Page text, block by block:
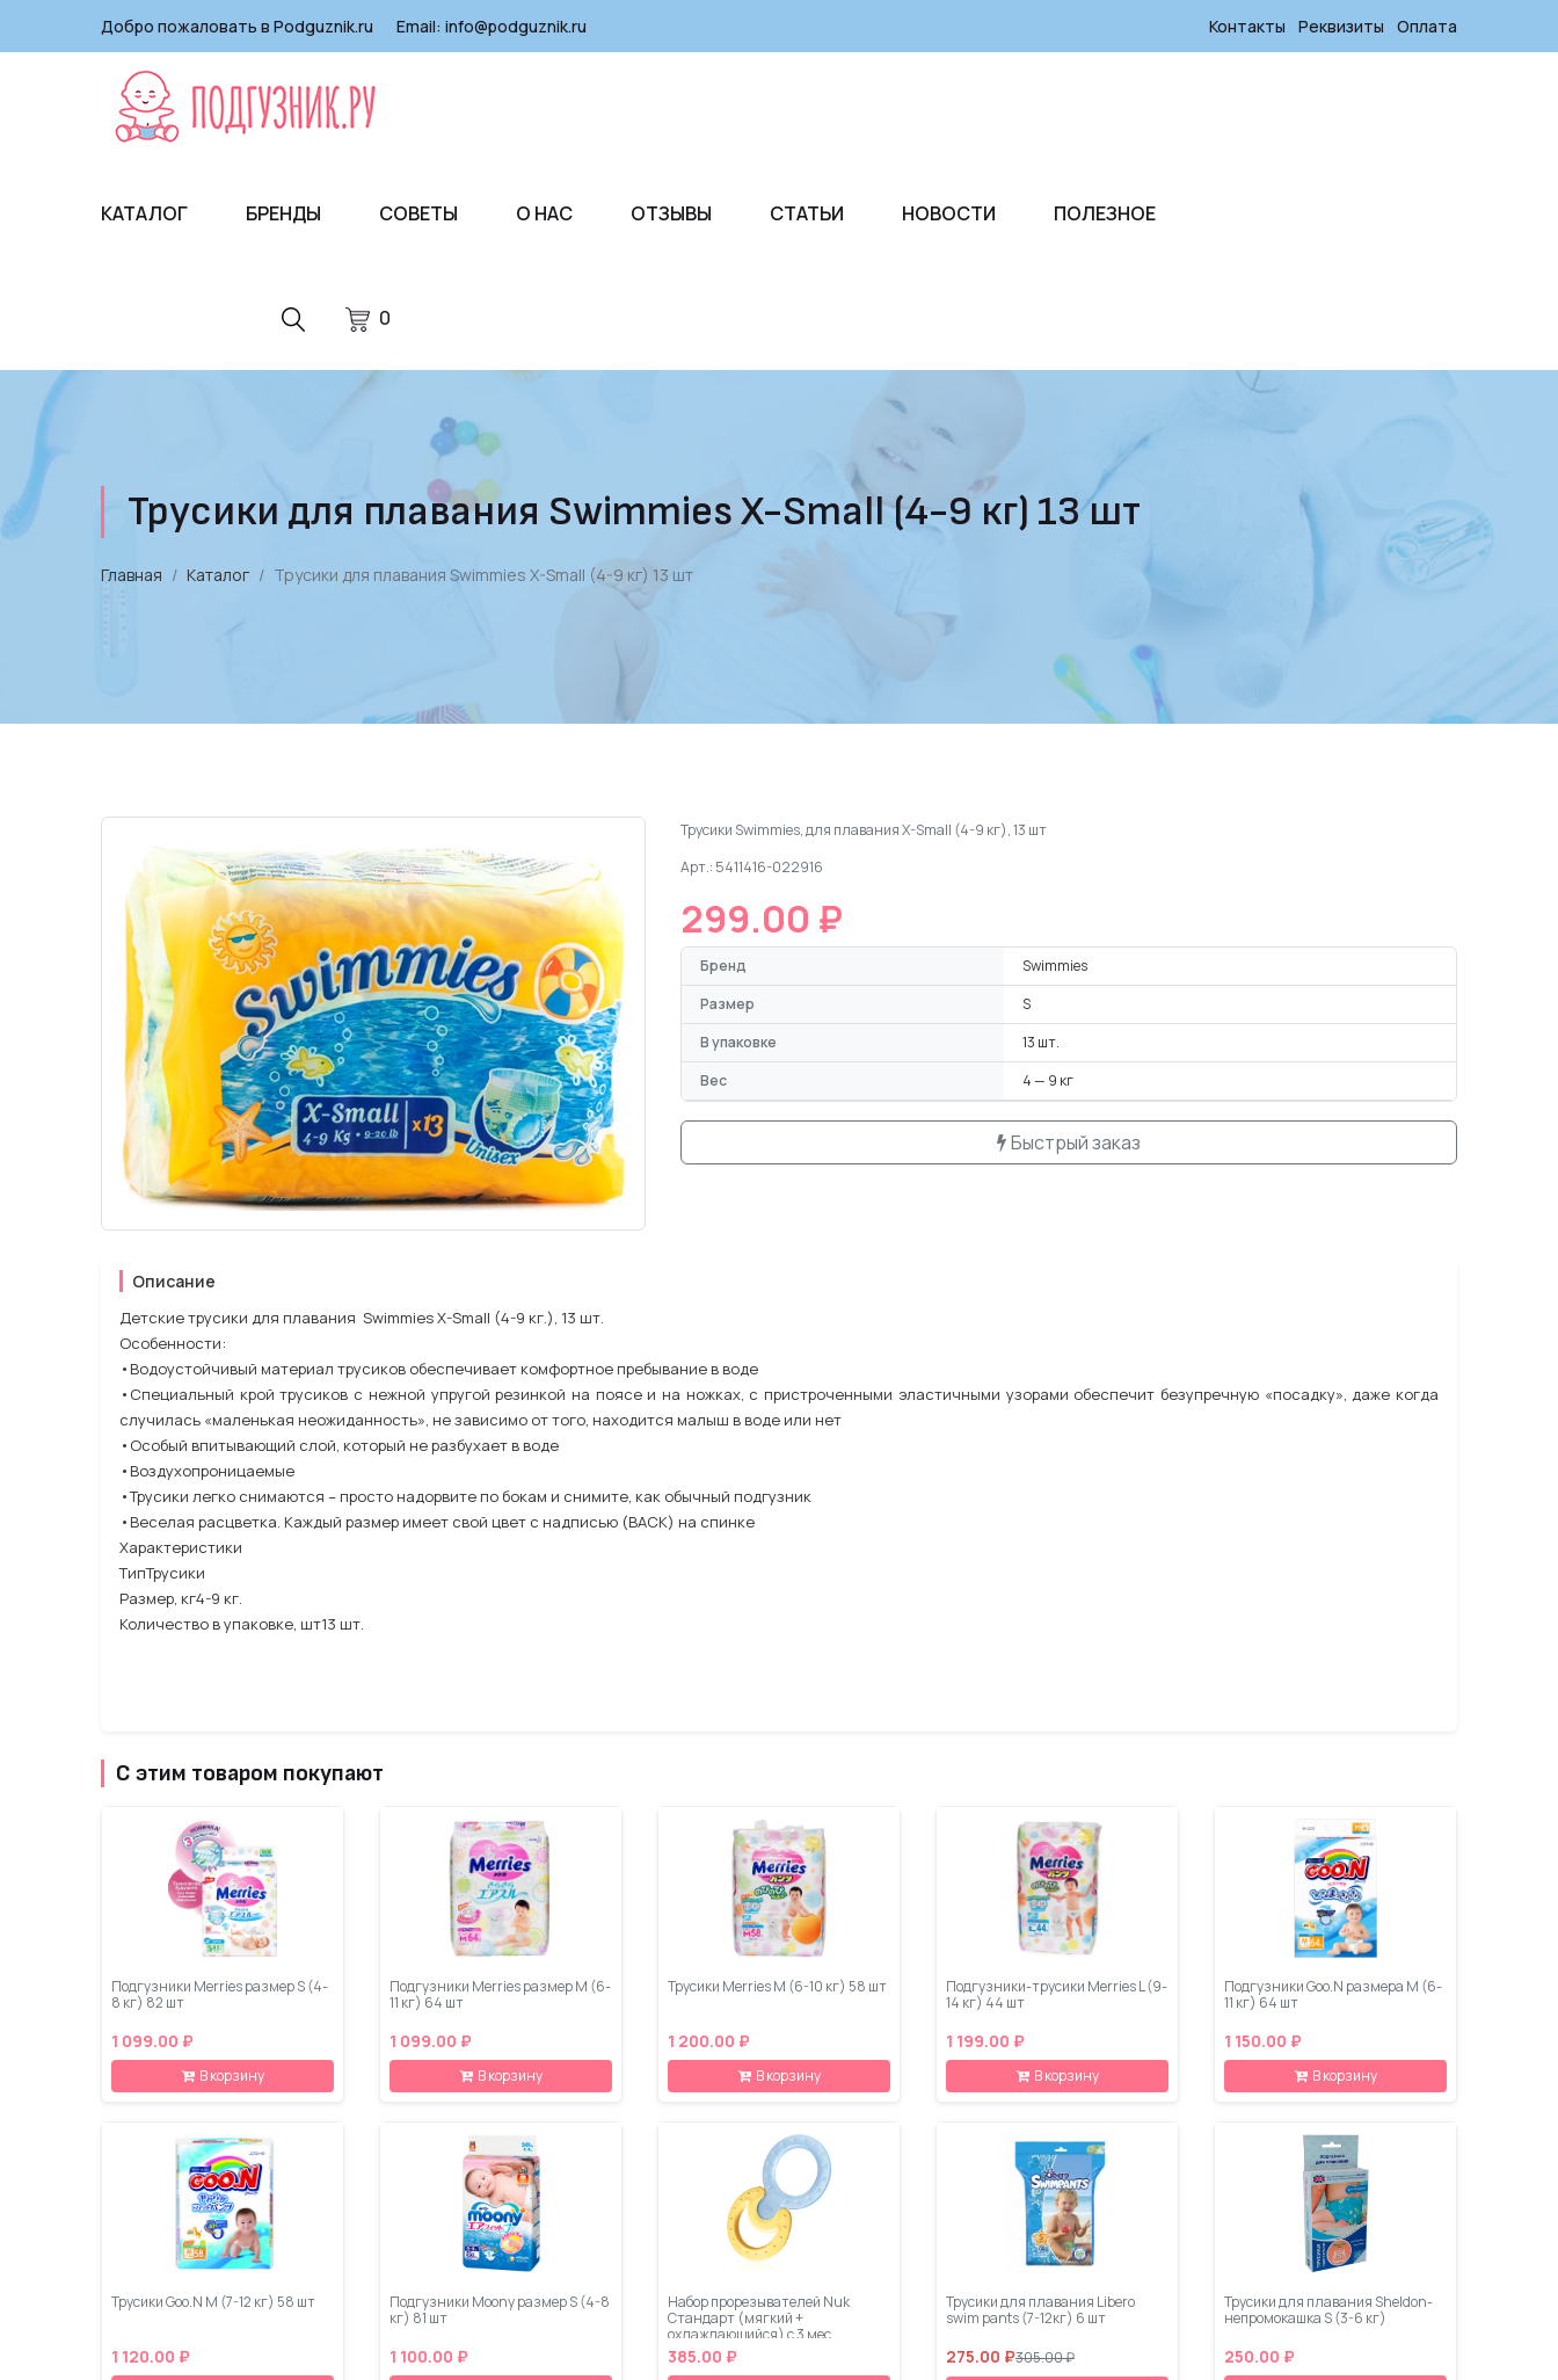
Добро пожаловать в Podguznik.ru Email: info@podguznik.ru Контакты Реквизиты Оплата
0
КАТАЛОГ БРЕНДЫ СОВЕТЫ О НАС ОТЗЫВЫ СТАТЬИ НОВОСТИ ПОЛЕЗНОЕ
Трусики для плавания Swimmies X-Small (4-9 кг) 13 шт
Главная Каталог Трусики для плавания Swimmies X-Small (4-9 кг) 13 шт
Трусики Swimmies, для плавания X-Small (4-9 кг), 13 шт
Арт.: 5411416-022916
299.00 ₽
Бренд
Swimmies
Размер
S
В упаковке
13 шт.
Вес
4 — 9 кг
Быстрый заказ
Описание
Детские трусики для плавания Swimmies X-Small (4-9 кг.), 13 шт.
Особенности:
•Водоустойчивый материал трусиков обеспечивает комфортное пребывание в воде
•Специальный крой трусиков с нежной упругой резинкой на поясе и на ножках, с пристроченными эластичными узорами обеспечит безупречную «посадку», даже когда
случилась «маленькая неожиданность», не зависимо от того, находится малыш в воде или нет
•Особый впитывающий слой, который не разбухает в воде
•Воздухопроницаемые
•Трусики легко снимаются – просто надорвите по бокам и снимите, как обычный подгузник
•Веселая расцветка. Каждый размер имеет свой цвет с надписью (BACK) на спинке
Характеристики
ТипТрусики
Размер, кг4-9 кг.
Количество в упаковке, шт13 шт.
С этим товаром покупают
Подгузники Merries размер S (4-
8 кг) 82 шт
1 099.00 ₽
В корзину
Подгузники Merries размер М (6-
11 кг) 64 шт
1 099.00 ₽
В корзину
Трусики Merries M (6-10 кг) 58 шт
1 200.00 ₽
В корзину
Подгузники-трусики Merries L (9-
14 кг) 44 шт
1 199.00 ₽
В корзину
Подгузники Goo.N размера M (6-
11 кг) 64 шт
1 150.00 ₽
В корзину
Трусики Goo.N M (7-12 кг) 58 шт
1 120.00 ₽
Подгузники Moony размер S (4-8
кг) 81 шт
1 100.00 ₽
Набор прорезывателей Nuk
Стандарт (мягкий +
охлаждающийся) с 3 мес.
385.00 ₽
Трусики для плавания Libero
swim pants (7-12кг) 6 шт
275.00 ₽305.00 ₽
Трусики для плавания Sheldon-
непромокашка S (3-6 кг)
250.00 ₽